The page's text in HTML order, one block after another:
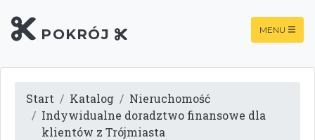
POKRÓJ MENU
Start Katalog
Nieruchomość
Indywidualne doradztwo finansowe dla
klientów z Trójmiasta